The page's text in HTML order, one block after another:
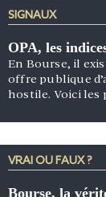
SIGNAUX
OPA, les
En Bourse, il
offre publique
hostile. Voici
VRAI OU FAUX ?
Bourse, la